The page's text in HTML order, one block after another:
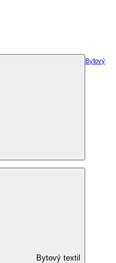
Bytový
Bytový textil